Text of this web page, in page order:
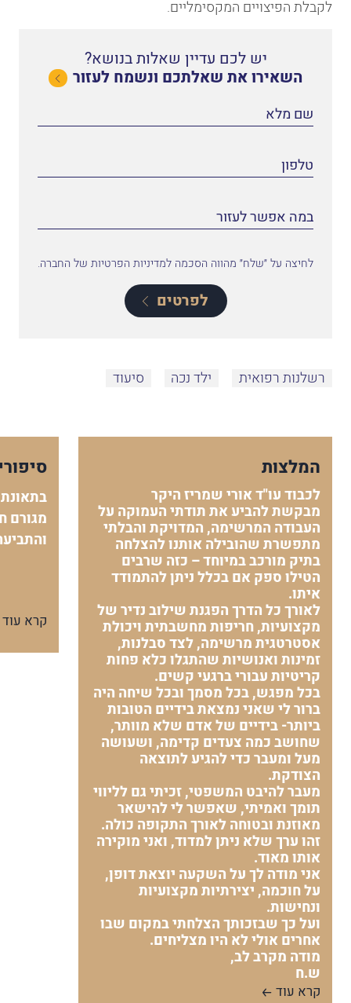
לקבלת הפיצויים המקסימליים.
יש לכם עדיין שאלות בנושא?
השאירו את שאלתכם ונשמח לעזור
לחיצה על ״שלח״ מהווה הסכמה למדיניות הפרטיות של החברה.
לפרטים
רשלנות רפואית ילד נכה סיעוד
המלצות
לכבוד עו"ד אורי שמריז היקר
מבקשת להביע את תודתי העמוקה על
העבודה המרשימה, המדויקת והבלתי
מתפשרת שהובילה אותנו להצלחה
בתיק מורכב במיוחד – כזה שרבים
הטילו ספק אם בכלל ניתן להתמודד
איתו.
לאורך כל הדרך הפגנת שילוב נדיר של
מקצועיות, חריפות מחשבתית ויכולת
אסטרטגית מרשימה, לצד סבלנות,
זמינות ואנושיות שהתגלו כלא פחות
קריטיות עבורי ברגעי קשים.
בכל מפגש, בכל מסמך ובכל שיחה היה
ברור לי שאני נמצאת בידיים הטובות
ביותר- בידיים של אדם שלא מוותר,
שחושב כמה צעדים קדימה, ושעושה
מעל ומעבר כדי להגיע לתוצאה
הצודקת.
מעבר להיבט המשפטי, זכיתי גם לליווי
תומך ואמיתי, שאפשר לי להישאר
מאוזנת ובטוחה לאורך התקופה כולה.
זהו ערך שלא ניתן למדוד, ואני מוקירה
אותו מאוד.
אני מודה לך על השקעה יוצאת דופן,
על חוכמה, יצירתיות מקצועיות
ונחישות.
ועל כך שבזכותך הצלחתי במקום שבו
אחרים אולי לא היו מצליחים.
מודה מקרב לב,
ש.ח
קרא עוד
מגורם
קרא עוד